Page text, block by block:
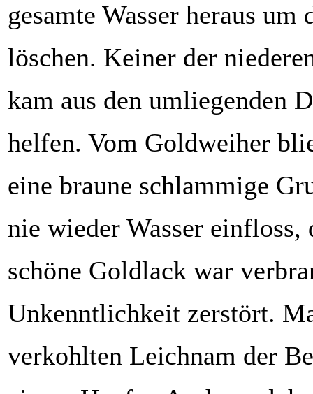
gesamte Wasser heraus um
löschen. Keiner der
kam aus den umliegenden
helfen. Vom Goldweiher
eine braune schlammige
nie wieder Wasser einfloss,
schöne Goldlack war
Unkenntlichkeit zerstört.
verkohlten Leichnam der